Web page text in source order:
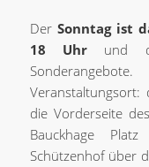
DerSonntag ist
18 Uhr und
die Vorderseite
Bauckhage
Schützenhof über